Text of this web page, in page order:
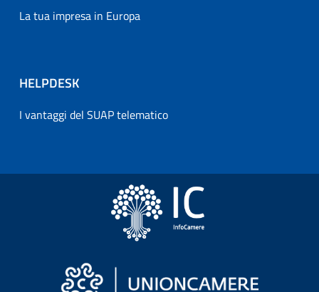
La tua impresa in Europa
HELPDESK
I vantaggi del SUAP telematico